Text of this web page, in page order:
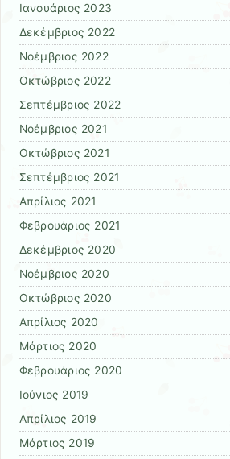
Ιανουάριος 2023
Δεκέμβριος 2022
Νοέμβριος 2022
Οκτώβριος 2022
Σεπτέμβριος 2022
Νοέμβριος 2021
Οκτώβριος 2021
Σεπτέμβριος 2021
Απρίλιος 2021
Φεβρουάριος 2021
Δεκέμβριος 2020
Νοέμβριος 2020
Οκτώβριος 2020
Απρίλιος 2020
Μάρτιος 2020
Φεβρουάριος 2020
Ιούνιος 2019
Απρίλιος 2019
Μάρτιος 2019